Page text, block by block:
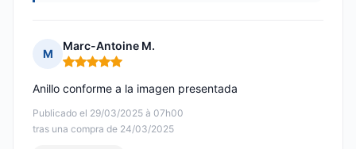
M
Marc-Antoine M.
Nota: 5 de 5
Publicado el 29/03/2025 à 07h00
tras una compra de 24/03/2025
Anillo conforme a la imagen presentada